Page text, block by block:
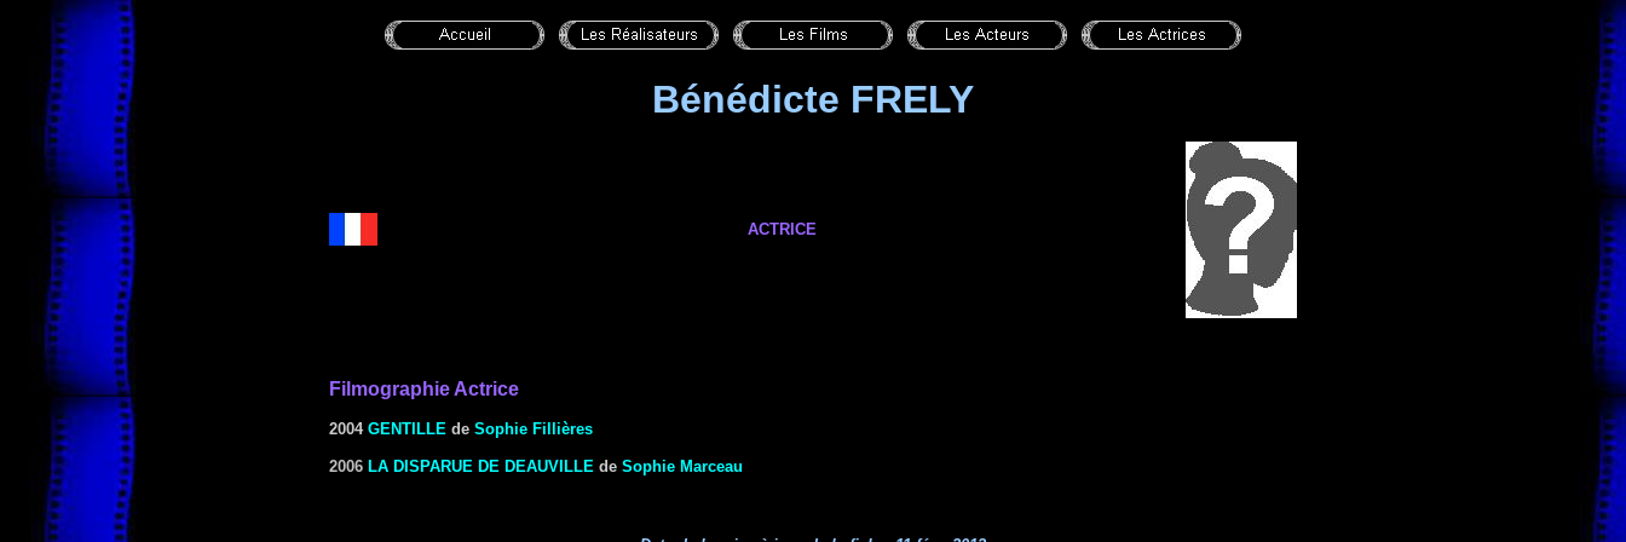
Bénédicte FRELY
ACTRICE
Filmographie Actrice
2004 GENTILLE de Sophie Fillières
2006 LA DISPARUE DE DEAUVILLE de Sophie Marceau